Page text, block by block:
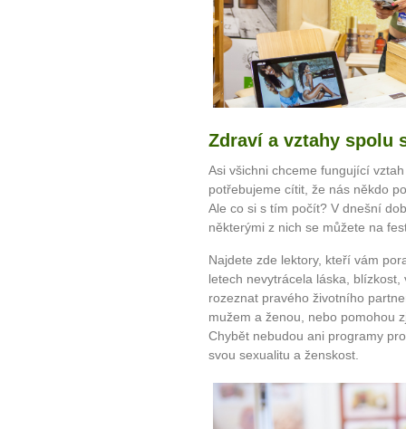
Zdraví a vztahy spolu
Asi všichni chceme fungující
potřebujeme cítit, že nás někdo
Ale co si s tím počít? V dnešní
některými z nich se můžete na
Najdete zde lektory, kteří vám
letech nevytrácela láska,
rozeznat pravého životního
mužem a ženou, nebo pomohou
Chybět nebudou ani programy
svou sexualitu a ženskost.